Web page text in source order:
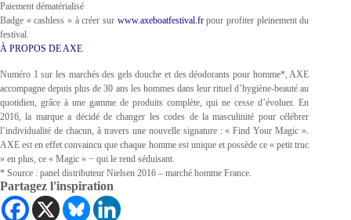
Paiement dématérialisé
Badge « cashless » à créer sur www.axeboatfestival.frpour profiter pleinement du
festival.
À PROPOS DE AXE
Numéro 1 sur les marchés des gels douche et des déodorants pour homme*, AXE
accompagne depuis plus de 30 ans les hommes dans leur rituel d’hygiène-beauté au
quotidien, grâce à une gamme de produits complète, qui ne cesse d’évoluer. En
2016, la marque a décidé de changer les codes de la masculinité pour célébrer
l’individualité de chacun, à travers une nouvelle signature : « Find Your Magic ».
AXE est en effet convaincu que chaque homme est unique et possède ce « petit truc
» en plus, ce « Magic » − qui le rend séduisant.
* Source : panel distributeur Nielsen 2016 – marché homme France.
Partagez l'inspiration